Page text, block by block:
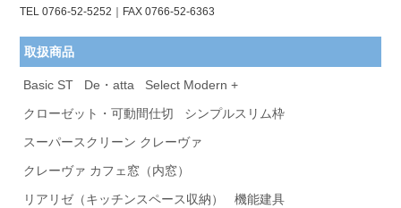
TEL 0766-52-5252｜FAX 0766-52-6363
取扱商品
Basic ST De・atta
Select Modern +
クローゼット・可動間仕切
シンプルスリム枠
スーパースクリーン クレーヴァ
クレーヴァ カフェ窓（内窓）
リアリゼ（キッチンスペース収納）
機能建具